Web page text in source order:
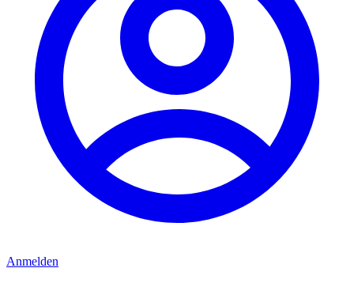
Anmelden